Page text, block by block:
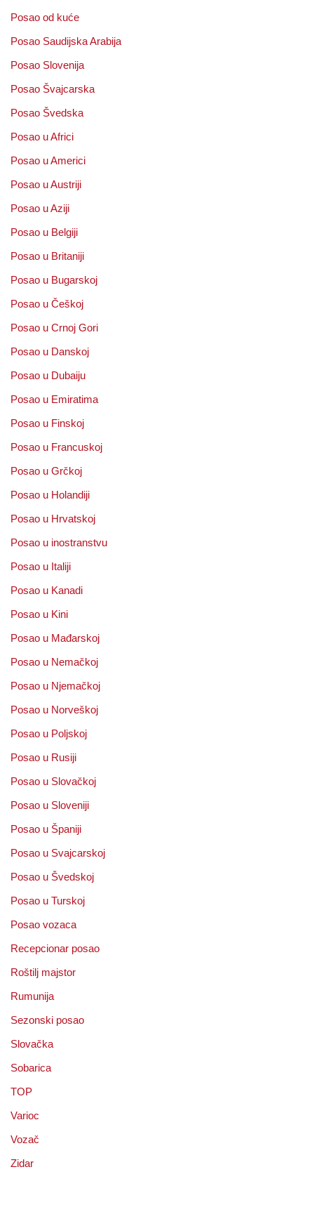
Posao od kuće
Posao Saudijska Arabija
Posao Slovenija
Posao Švajcarska
Posao Švedska
Posao u Africi
Posao u Americi
Posao u Austriji
Posao u Aziji
Posao u Belgiji
Posao u Britaniji
Posao u Bugarskoj
Posao u Češkoj
Posao u Crnoj Gori
Posao u Danskoj
Posao u Dubaiju
Posao u Emiratima
Posao u Finskoj
Posao u Francuskoj
Posao u Grčkoj
Posao u Holandiji
Posao u Hrvatskoj
Posao u inostranstvu
Posao u Italiji
Posao u Kanadi
Posao u Kini
Posao u Mađarskoj
Posao u Nemačkoj
Posao u Njemačkoj
Posao u Norveškoj
Posao u Poljskoj
Posao u Rusiji
Posao u Slovačkoj
Posao u Sloveniji
Posao u Španiji
Posao u Svajcarskoj
Posao u Švedskoj
Posao u Turskoj
Posao vozaca
Recepcionar posao
Roštilj majstor
Rumunija
Sezonski posao
Slovačka
Sobarica
TOP
Varioc
Vozač
Zidar